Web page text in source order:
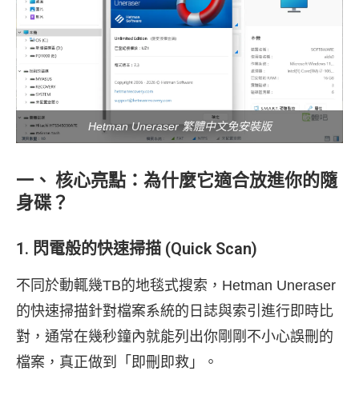
Hetman Uneraser 繁體中文免安裝版
一、 核心亮點：為什麼它適合放進你的隨
身碟？
1. 閃電般的快速掃描 (Quick Scan)
不同於動輒幾TB的地毯式搜索，Hetman Uneraser
的快速掃描針對檔案系統的日誌與索引進行即時比
對，通常在幾秒鐘內就能列出你剛剛不小心誤刪的
檔案，真正做到「即刪即救」。